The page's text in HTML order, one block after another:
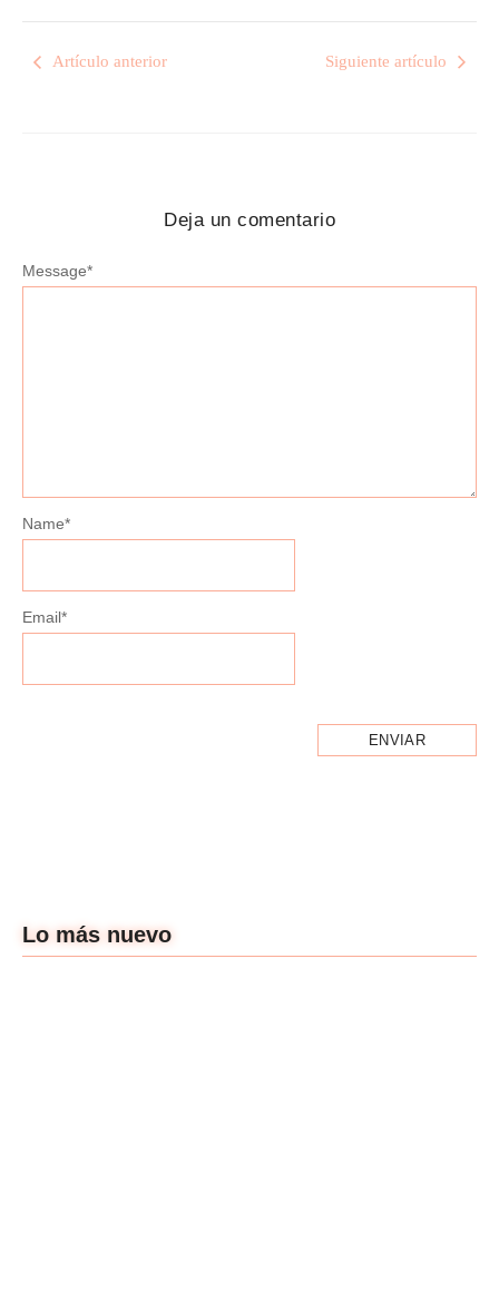
Artículo anterior Siguiente artículo
Deja un comentario
Message*
Name*
Email*
Lo más nuevo